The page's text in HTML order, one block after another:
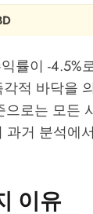
률이 -4.5%
적 바닥을
로는 모든
과거 분석에
이유